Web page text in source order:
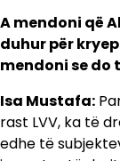
A mendoni që
duhur për
mendoni se do
Isa Mustafa:
rast LVV, ka të
edhe të